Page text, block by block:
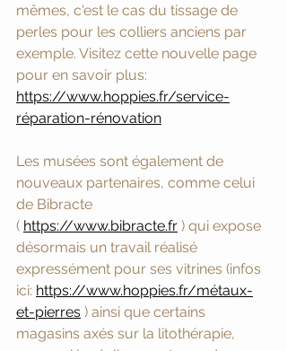
mêmes, c'est le cas du tissage de
perles pour les colliers anciens par
exemple. Visitez cette nouvelle page
pour en savoir plus:
https://www.hoppies.fr/service-
réparation-rénovation
Les musées sont également de
nouveaux partenaires, comme celui
de Bibracte
( https://www.bibracte.fr ) qui expose
désormais un travail réalisé
expressément pour ses vitrines (infos
ici: https://www.hoppies.fr/métaux-
et-pierres ) ainsi que certains
magasins axés sur la litothérapie,